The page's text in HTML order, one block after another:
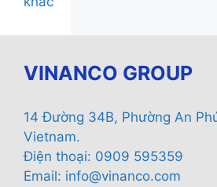
VINANCO GROUP
14 Đường 34B, Phường An
Vietnam.
Điện thoại: 0909 595359
Email: info@vinanco.com